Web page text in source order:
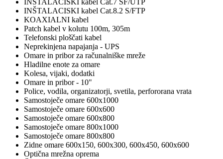
INŠTALACISKI kabel Cat.7 SF/UTP
INŠTALACISKI kabel Cat.8.2 S/FTP
KOAXIALNI kabel
Patch kabel v kolutu 100m, 305m
Telefonski ploščati kabel
Neprekinjena napajanja - UPS
Omare in pribor za računalniške mreže
Hladilne enote za omare
Kolesa, vijaki, dodatki
Omare in pribor - 10"
Police, vodila, organizatorji, svetila, perfororana vrata
Samostoječe omare 600x1000
Samostoječe omare 600x600
Samostoječe omare 600x800
Samostoječe omare 800x1000
Samostoječe omare 800x800
Zidne omare 600x150, 600x300, 600x450, 600x600
Optična mrežna oprema